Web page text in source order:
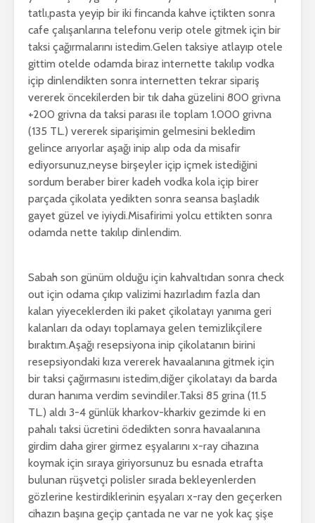
tatlı,pasta yeyip bir iki fincanda kahve içtikten sonra
cafe çalışanlarına telefonu verip otele gitmek için bir
taksi çağırmalarını istedim.Gelen taksiye atlayıp otele
gittim otelde odamda biraz internette takılıp vodka
içip dinlendikten sonra internetten tekrar sipariş
vererek öncekilerden bir tık daha güzelini 800 grivna
+200 grivna da taksi parası ile toplam 1.000 grivna
(135 TL.) vererek siparişimin gelmesini bekledim
gelince arıyorlar aşağı inip alıp oda da misafir
ediyorsunuz,neyse birşeyler içip içmek istediğini
sordum beraber birer kadeh vodka kola içip birer
parçada çikolata yedikten sonra seansa başladık
gayet güzel ve iyiydi.Misafirimi yolcu ettikten sonra
odamda nette takılıp dinlendim.
Sabah son günüm olduğu için kahvaltıdan sonra check
out için odama çıkıp valizimi hazırladım fazla dan
kalan yiyeceklerden iki paket çikolatayı yanıma geri
kalanları da odayı toplamaya gelen temizlikçilere
bıraktım.Aşağı resepsiyona inip çikolatanın birini
resepsiyondaki kıza vererek havaalanına gitmek için
bir taksi çağırmasını istedim,diğer çikolatayı da barda
duran hanıma verdim sevindiler.Taksi 85 grina (11.5
TL.) aldı 3-4 günlük kharkov-kharkiv gezimde ki en
pahalı taksi ücretini ödedikten sonra havaalanına
girdim daha girer girmez eşyalarını x-ray cihazına
koymak için sıraya giriyorsunuz bu esnada etrafta
bulunan rüşvetçi polisler sırada bekleyenlerden
gözlerine kestirdiklerinin eşyaları x-ray den geçerken
cihazın başına geçip çantada ne var ne yok kaç şişe